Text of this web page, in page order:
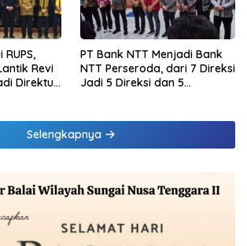
Revi
Direktur
PT Bank NTT Menjadi Bank
NTT Perseroda, dari 7 Direksi
Jadi 5 Direksi dan 5
Selengkapnya